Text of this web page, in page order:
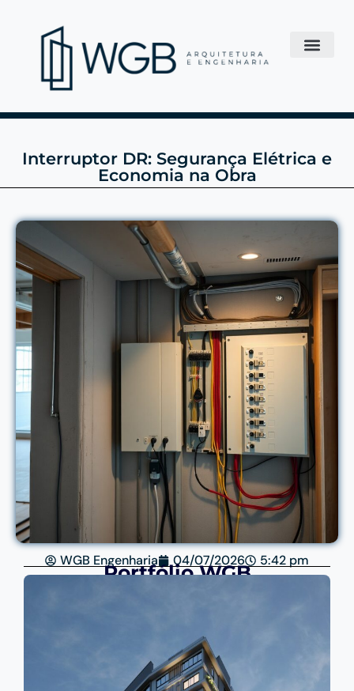
Interruptor DR: Segurança Elétrica e
Economia na Obra
WGB Engenharia 04/07/2026 5:42 pm
Portfólio WGB